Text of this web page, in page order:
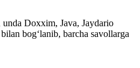
Doxxim, Java, Jaydario
bog‘lanib, barcha savollarga